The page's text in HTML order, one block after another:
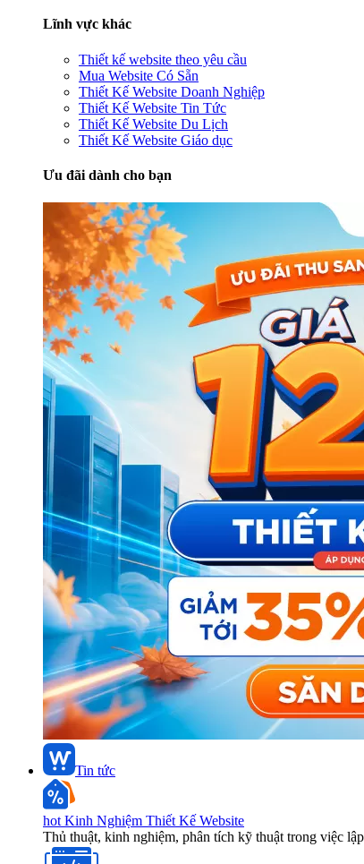
Lĩnh vực khác
Thiết kế website theo yêu cầu
Mua Website Có Sẵn
Thiết Kế Website Doanh Nghiệp
Thiết Kế Website Tin Tức
Thiết Kế Website Du Lịch
Thiết Kế Website Giáo dục
Ưu đãi dành cho bạn
Tin tức
hot Kinh Nghiệm Thiết Kế Website
Thủ thuật, kinh nghiệm, phân tích kỹ thuật trong việc